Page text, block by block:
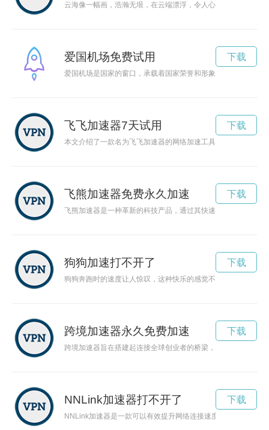
云海像一幅画，浩瀚无垠，在云端漂浮，令人心旷神怡，仿佛置
爱国机场免费试用
爱国机场是国家的窗口，承载着国家荣誉和形象。它不仅是旅
下载
飞飞加速器7天试用
本文介绍了一款名为飞飞加速器的网络加速工具，它能够提高
下载
飞熊加速器免费永久加速
飞熊加速器是一种革新的科技产品，通过其快速传输和数据处
下载
狗狗加速打不开了
狗狗奔跑时的速度让人惊叹，这种快乐的感觉不仅让它们释放
下载
跨境加速器永久免费加速
跨境加速器旨在搭建起连接全球创业者的桥梁，通过专业的导
下载
NNLink加速器打不开了
NNLink加速器是一款可以有效提升网络连接速度和稳定性的工
下载